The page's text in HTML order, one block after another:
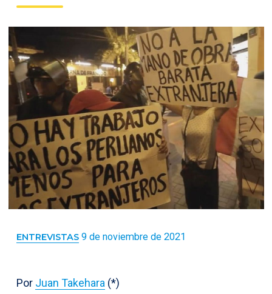
ENTREVISTAS 9 de noviembre de 2021
Por Juan Takehara (*)